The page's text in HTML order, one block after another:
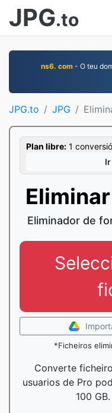
JPG.to
ns6. com - O teu
JPG.to JPG
Plan libre: 1
Eliminador de
*Ficheiros
Converte
usuarios de Pro
100 GB.